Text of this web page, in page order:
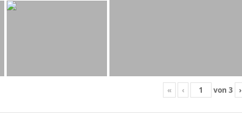
« ‹ von 3 ›